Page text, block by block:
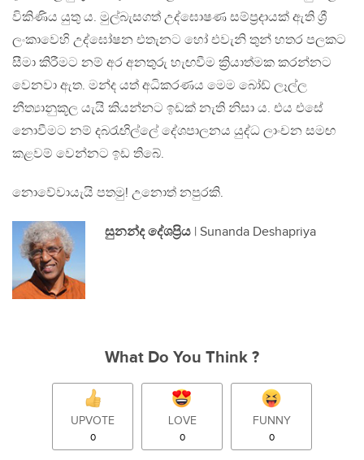
විකිණිය යුතු ය. මුල්බැසගත් උද්ඝොෂණ සම්ප්‍රදායක් ඇති ශ්‍රී
ලංකාවෙහි උද්ඝෝෂන එතැනට හෝ එවැනි තුන් හතර පලකට
සීමා කිරීමට නම් අර අනතුරු හැඟවීම ක්‍රියාත්මක කරන්නට
වෙනවා ඇත. මන්ද යත් අධිකරණය මෙම බෝඩ් ලෑල්ල
නීත්‍යානුකූල යැයි කියන්නට ඉඩක් නැති නිසා ය. එය එසේ
නොවීමට නම් දබරැඟිල්ලේ දේශපාලනය යුද්ධ ලාංචන සමඟ
කළවම් වෙන්නට ඉඩ තිබේ.
නොවේවායැයි පතමු! උනොත් නපුරකි.
සුනන්ද දේශප්‍රිය | Sunanda Deshapriya
What Do You Think ?
UPVOTE
0
LOVE
0
FUNNY
0